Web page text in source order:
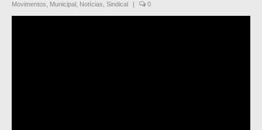
Movimentos
Municipal Notícias Sindical | 0